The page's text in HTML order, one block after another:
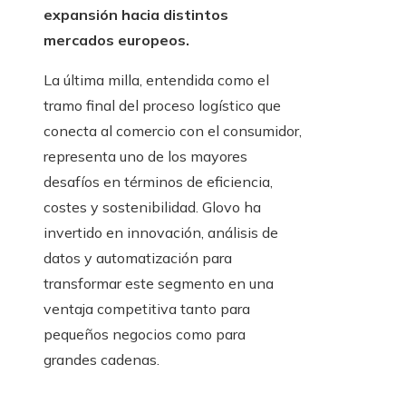
expansión hacia distintos
mercados europeos.
La última milla, entendida como el
tramo final del proceso logístico que
conecta al comercio con el consumidor,
representa uno de los mayores
desafíos en términos de eficiencia,
costes y sostenibilidad. Glovo ha
invertido en innovación, análisis de
datos y automatización para
transformar este segmento en una
ventaja competitiva tanto para
pequeños negocios como para
grandes cadenas.